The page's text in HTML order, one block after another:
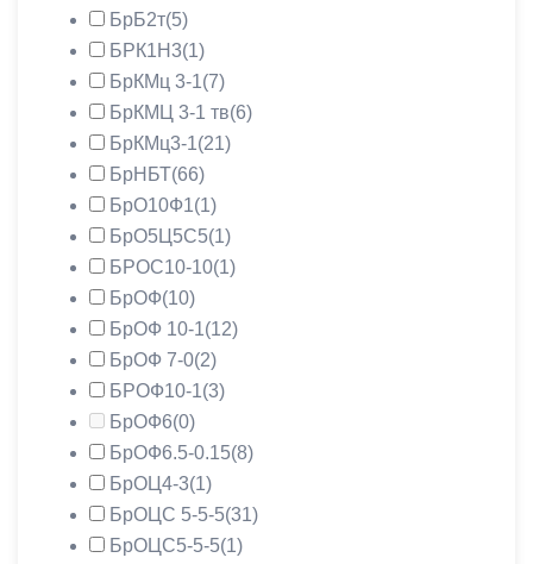
БрБ2т(5)
БРК1Н3(1)
БрКМц 3-1(7)
БрКМЦ 3-1 тв(6)
БрКМц3-1(21)
БрНБТ(66)
БрО10Ф1(1)
БрО5Ц5С5(1)
БРОС10-10(1)
БрОФ(10)
БрОФ 10-1(12)
БрОФ 7-0(2)
БРОФ10-1(3)
БрОФ6(0)
БрОФ6.5-0.15(8)
БрОЦ4-3(1)
БрОЦС 5-5-5(31)
БрОЦС5-5-5(1)